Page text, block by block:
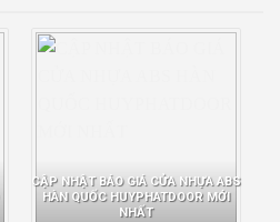
CẬP NHẬT BÁO GIÁ CỬA NHỰA ABS
HÀN QUỐC HUYPHATDOOR MỚI
NHẤT